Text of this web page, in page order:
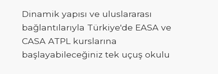
Dinamik yapısı ve uluslararası
bağlantılarıyla Türkiye'de EASA ve
CASA ATPL kurslarına
başlayabileceğiniz tek uçuş okulu